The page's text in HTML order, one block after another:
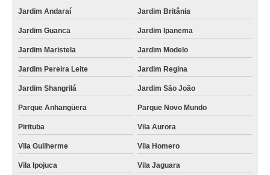
Jardim Andaraí Jardim Britânia
Jardim Guanca Jardim Ipanema
Jardim Maristela Jardim Modelo
Jardim Pereira Leite Jardim Regina
Jardim Shangrilá Jardim São João
Parque Anhangüera Parque Novo Mundo
Pirituba Vila Aurora
Vila Guilherme Vila Homero
Vila Ipojuca Vila Jaguara